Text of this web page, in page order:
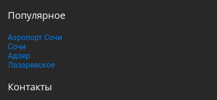
Популярное
Аэропорт Сочи
Сочи
Адлер
Лазаревское
Контакты